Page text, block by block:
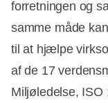
forretningen og
samme måde
til at hjælpe
af de 17
Miljøledelse, ISO